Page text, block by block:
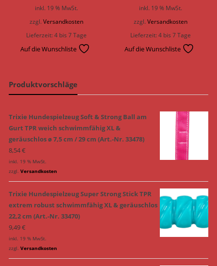
inkl. 19 % MwSt.
zzgl.Versandkosten
Lieferzeit:4 bis 7 Tage
Auf die Wunschliste
inkl. 19 % MwSt.
zzgl. Versandkosten
Lieferzeit:4 bis 7 Tage
Auf die Wunschliste
Produktvorschläge
Trixie Hundespielzeug Soft & Strong Ball am
Gurt TPR weich schwimmfähig XL &
geräuschlos ø 7,5 cm / 29 cm (Art.-Nr. 33478)
8,54€
inkl. 19 % MwSt.
zzgl. Versandkosten
Trixie Hundespielzeug Super Strong Stick TPR
extrem robust schwimmfähig XL & geräuschlos
22,2 cm (Art.-Nr. 33470)
9,49€
inkl. 19 % MwSt.
zzgl. Versandkosten